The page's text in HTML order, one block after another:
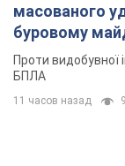
масованого
буровому
Проти видобувної
БПЛА
11 часов назад